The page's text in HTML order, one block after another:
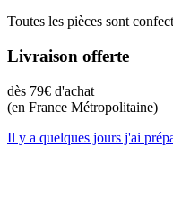
Toutes les pièces sont
Livraison offerte
dès 79€ d'achat
(en France Métropolitaine)
Il y a quelques jours j'ai